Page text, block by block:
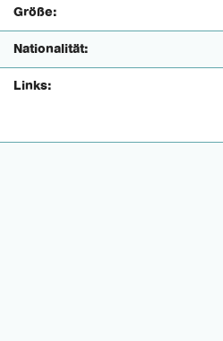
Größe:
Nationalität:
Links: